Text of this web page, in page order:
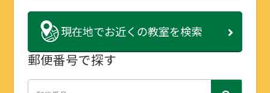
現在地でお近くの教室を検索
郵便番号で探す